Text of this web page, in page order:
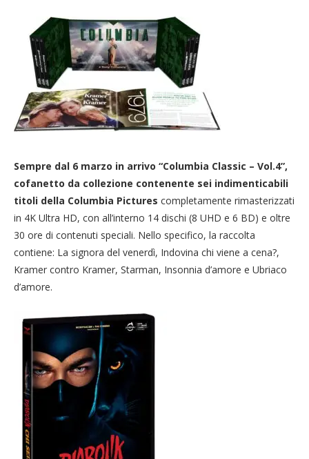
Sempre dal 6 marzo in arrivo “Columbia Classic – Vol.4”,
cofanetto da collezione contenente sei indimenticabili
titoli della Columbia Pictures completamente rimasterizzati
in 4K Ultra HD, con all’interno 14 dischi (8 UHD e 6 BD) e oltre
30 ore di contenuti speciali. Nello specifico, la raccolta
contiene: La signora del venerdì, Indovina chi viene a cena?,
Kramer contro Kramer, Starman, Insonnia d’amore e Ubriaco
d’amore.